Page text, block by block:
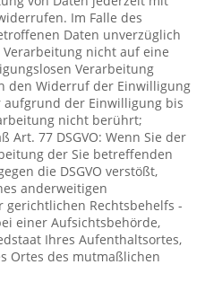
Im Falle des
Daten unverzüglich
nicht auf eine
Verarbeitung
den Widerruf der Einwilligung
der Einwilligung bis
nicht berührt;
Art. 77 DSGVO: Wenn Sie der
der Sie betreffenden
die DSGVO verstößt,
anderweitigen
Rechtsbehelfs -
einer Aufsichtsbehörde,
Ihres Aufenthaltsortes,
Ortes des mutmaßlichen